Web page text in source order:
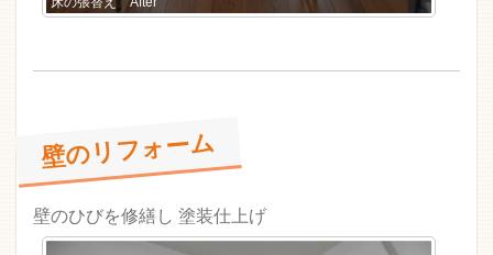
壁のリフォーム
壁のひびを修繕し 塗装仕上げ